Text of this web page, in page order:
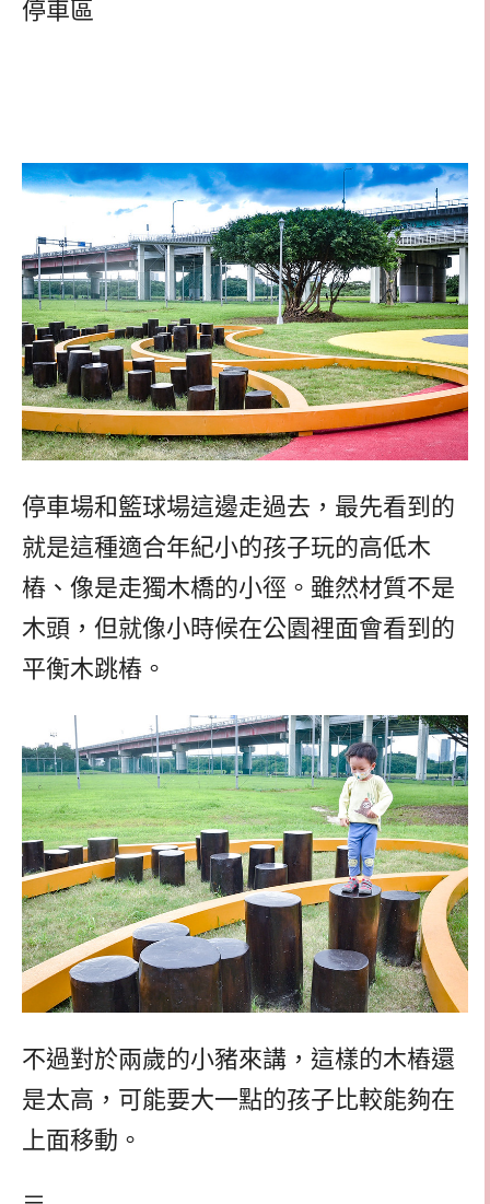
停車區
停車場和籃球場這邊走過去，最先看到的
就是這種適合年紀小的孩子玩的高低木
樁、像是走獨木橋的小徑。雖然材質不是
木頭，但就像小時候在公園裡面會看到的
平衡木跳樁。
不過對於兩歲的小豬來講，這樣的木樁還
是太高，可能要大一點的孩子比較能夠在
上面移動。